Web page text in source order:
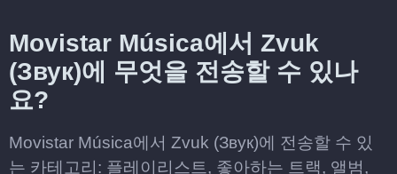
Movistar Música에서 Zvuk
(Звук)에 무엇을 전송할 수 있나
요?
Movistar Música에서 Zvuk (Звук)에 전송할 수 있
는 카테고리: 플레이리스트, 좋아하는 트랙, 앨범,